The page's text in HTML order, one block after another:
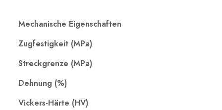
Mechanische Eigenschaften
Zugfestigkeit (MPa)
Streckgrenze (MPa)
Dehnung (%)
Vickers-Härte (HV)